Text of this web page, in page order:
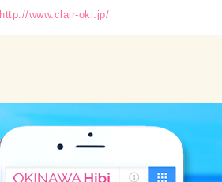
http://www.clair-oki.jp/